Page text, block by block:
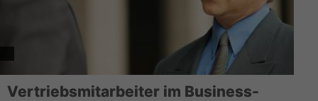
Vertriebsmitarbeiter im Business-